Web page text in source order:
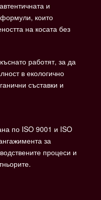
и
формули, които
на косата без
работят, за да
в екологично
съставки и
по ISO 9001 и ISO
за
процеси и